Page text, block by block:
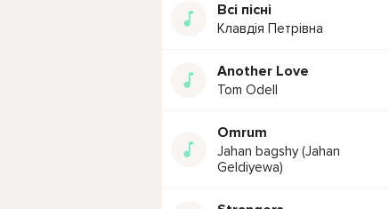
Всі пісні
Клавдія Петрівна
Another Love
Tom Odell
Omrum
Jahan bagshy (Jahan
Geldiyewa)